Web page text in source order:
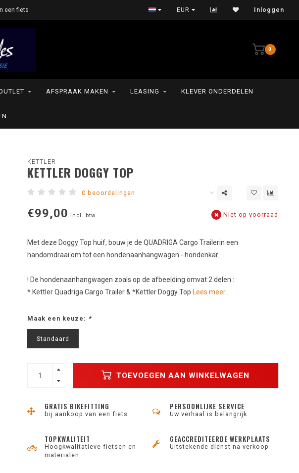
een fiets Persoonlijke service
EUR Inloggen
0
AFSPRAAK MAKEN LEASING KLEVER ONDERDELEN
KETTLER
KETTLER DOGGY TOP
0 beoordelingen
€99,00 Incl. btw Niet op voorraad
Met deze Doggy Top huif, bouw je de QUADRIGA Cargo Trailerin een
handomdraai om tot een hondenaanhangwagen - hondenkar
! De hondenaanhangwagen zoals op de afbeelding omvat 2 delen :
* Kettler Quadriga Cargo Trailer & *Kettler Doggy Top Lees meer..
Maak een keuze: *
Standaard
TOEVOEGEN AAN WINKELWAGEN
GRATIS BIKEFITTING
bij aankoop van een fiets
PERSOONLIJKE SERVICE
Uw verhaal is belangrijk
TOPKWALITEIT
Hoogkwalitatieve fietsen en
materialen
GEACCREDITEERDE WERKPLAATS
Uitstekende dienst na verkoop